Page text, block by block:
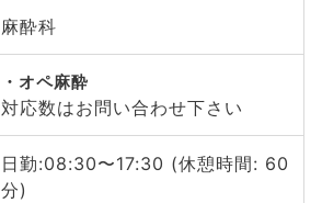
麻酔科
オペ麻酔
対応数はお問い合わせ下さい
日勤:08:30〜17:30 (休憩時間: 60
分)